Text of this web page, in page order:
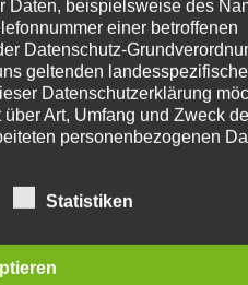
Daten, beispielsweise des
einer betroffenen
Datenschutz-
geltenden
Datenschutzerklärung
Art, Umfang und Zweck
personenbezogenen
um einen möglichst
verarbeiteten
Statistiken